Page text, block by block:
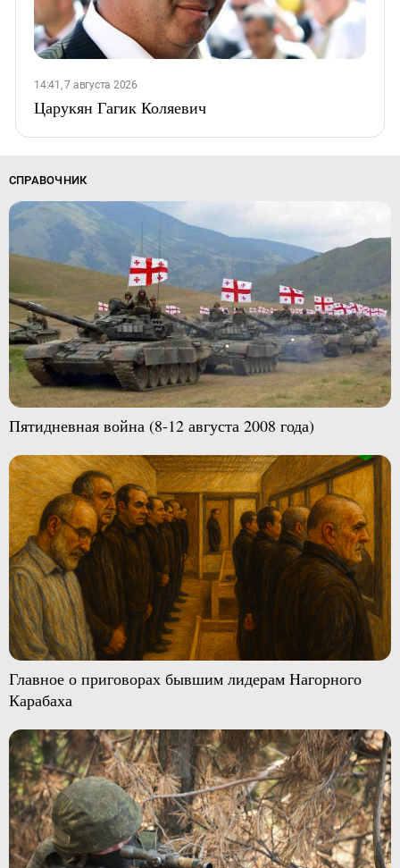
14:41, 7 августа 2026
Царукян Гагик Коляевич
СПРАВОЧНИК
Пятидневная война (8-12 августа 2008 года)
Главное о приговорах бывшим лидерам Нагорного
Карабаха